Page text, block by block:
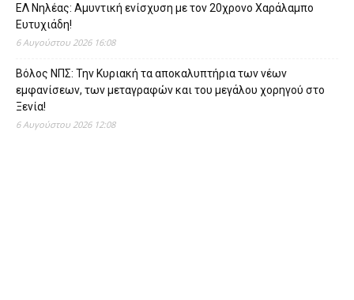
ΕΛ Νηλέας: Αμυντική ενίσχυση με τον 20χρονο Χαράλαμπο
Ευτυχιάδη!
6 Αυγούστου 2026 16:08
Βόλος ΝΠΣ: Την Κυριακή τα αποκαλυπτήρια των νέων
εμφανίσεων, των μεταγραφών και του μεγάλου χορηγού στο
Ξενία!
6 Αυγούστου 2026 12:08